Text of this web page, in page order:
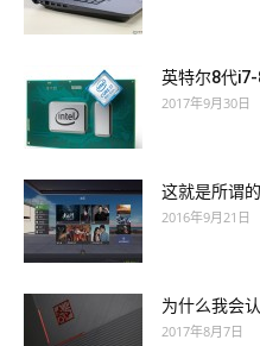
英特尔8代
2017年9月30日
这就是所谓
2016年9月21日
为什么我会
2017年8月7日